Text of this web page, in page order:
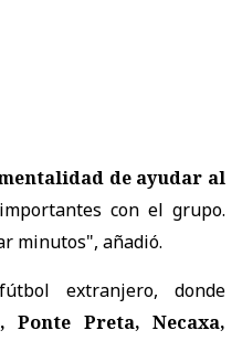
de ayudar al
con el grupo.
minutos", añadió.
extranjero, donde
Preta, Necaxa,